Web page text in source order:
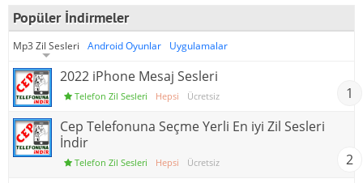
Popüler İndirmeler
Mp3 Zil Sesleri Android Oyunlar Uygulamalar
2022 iPhone Mesaj Sesleri
Telefon Zil Sesleri Hepsi Ücretsiz
1
Cep Telefonuna Seçme Yerli En iyi Zil Sesleri
İndir
Telefon Zil Sesleri Hepsi Ücretsiz
2